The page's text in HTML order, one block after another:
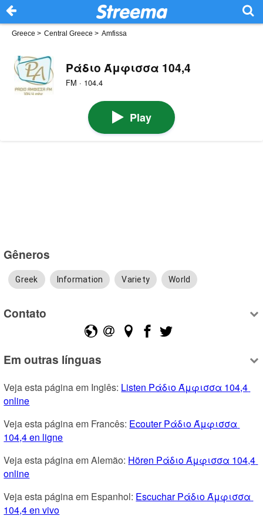
Greece > Central Greece > Amfissa
Ράδιο Άμφισσα 104,4
FM · 104.4
Play
Gêneros
Greek Information Variety World
Contato
Em outras línguas
Veja esta página em Inglês: Listen Ράδιο Άμφισσα 104,4
online
Veja esta página em Francês: Ecouter Ράδιο Άμφισσα
104,4 en ligne
Veja esta página em Alemão: Hören Ράδιο Άμφισσα 104,4
online
Veja esta página em Espanhol: Escuchar Ράδιο Άμφισσα
104,4 en vivo